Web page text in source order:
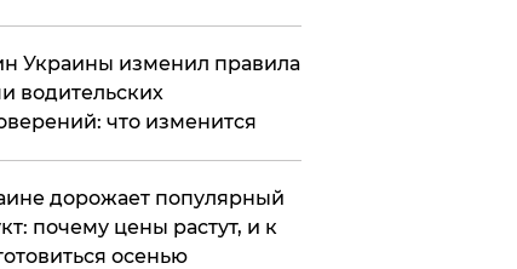
Украины изменил правила
водительских
что изменится
дорожает популярный
почему цены растут, и к
осенью